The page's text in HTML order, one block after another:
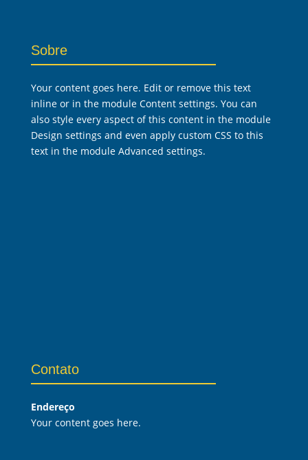
Sobre
Your content goes here. Edit or remove this text
inline or in the module Content settings. You can
also style every aspect of this content in the module
Design settings and even apply custom CSS to this
text in the module Advanced settings.
Contato
Endereço
Your content goes here.